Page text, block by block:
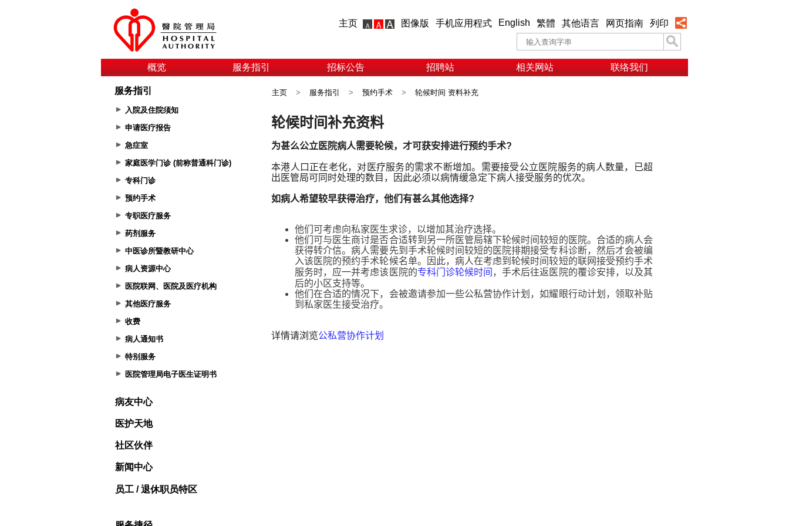
主页 图像版 手机应用程式 English 繁體 其他语言 网页指南 列印
概览 服务指引 招标公告 招聘站 相关网站 联络我们
服务指引
入院及住院须知
申请医疗报告
急症室
家庭医学门诊 (前称普通科门诊)
专科门诊
预约手术
专职医疗服务
药剂服务
中医诊所暨教研中心
病人资源中心
医院联网、医院及医疗机构
其他医疗服务
收费
病人通知书
特别服务
医院管理局电子医生证明书
病友中心
医护天地
社区伙伴
新闻中心
员工 / 退休职员特区
主页 > 服务指引 > 预约手术 > 轮候时间 资料补充